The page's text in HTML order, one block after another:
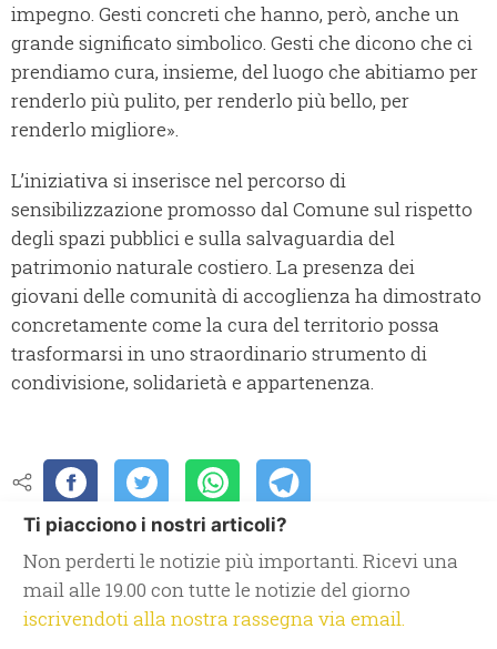
impegno. Gesti concreti che hanno, però, anche un
grande significato simbolico. Gesti che dicono che ci
prendiamo cura, insieme, del luogo che abitiamo per
renderlo più pulito, per renderlo più bello, per
renderlo migliore».
L’iniziativa si inserisce nel percorso di
sensibilizzazione promosso dal Comune sul rispetto
degli spazi pubblici e sulla salvaguardia del
patrimonio naturale costiero. La presenza dei
giovani delle comunità di accoglienza ha dimostrato
concretamente come la cura del territorio possa
trasformarsi in uno straordinario strumento di
condivisione, solidarietà e appartenenza.
Ti piacciono i nostri articoli?
Non perderti le notizie più importanti. Ricevi una
mail alle 19.00 con tutte le notizie del giorno
iscrivendoti alla nostra rassegna via email.